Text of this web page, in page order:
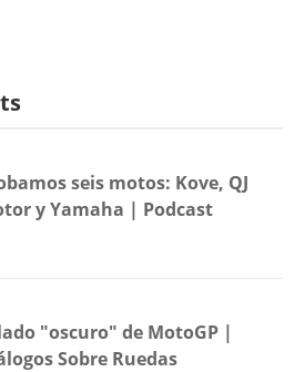
seis motos: Kove, QJ
y Yamaha | Podcast
"oscuro" de MotoGP |
Sobre Ruedas